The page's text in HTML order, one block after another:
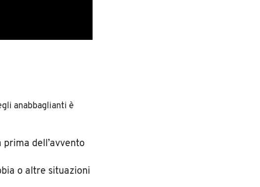
anabbaglianti è
prima dell’avvento
o altre situazioni